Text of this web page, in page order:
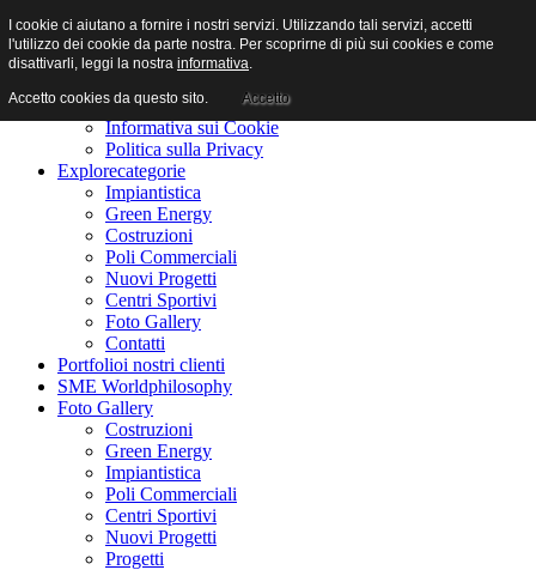
Homebenvenuti
Informativa sui Cookie
Politica sulla Privacy
Explorecategorie
Impiantistica
Green Energy
Costruzioni
Poli Commerciali
Nuovi Progetti
Centri Sportivi
Foto Gallery
Contatti
Portfolioi nostri clienti
SME Worldphilosophy
Foto Gallery
Costruzioni
Green Energy
Impiantistica
Poli Commerciali
Centri Sportivi
Nuovi Progetti
Progetti
I cookie ci aiutano a fornire i nostri servizi. Utilizzando tali servizi, accetti
l'utilizzo dei cookie da parte nostra. Per scoprirne di più sui cookies e come
disattivarli, leggi la nostra informativa.
Accetto cookies da questo sito. Accetto